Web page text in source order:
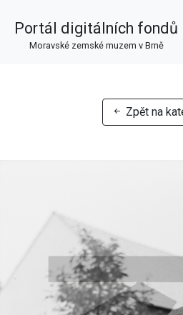
Portál digitálních fondů
Moravské zemské muzem v Brně
Zpět na